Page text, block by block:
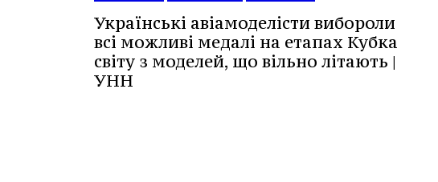
Українські авіамоделісти вибороли
всі можливі медалі на етапах Кубка
світу з моделей, що вільно літають |
УНН